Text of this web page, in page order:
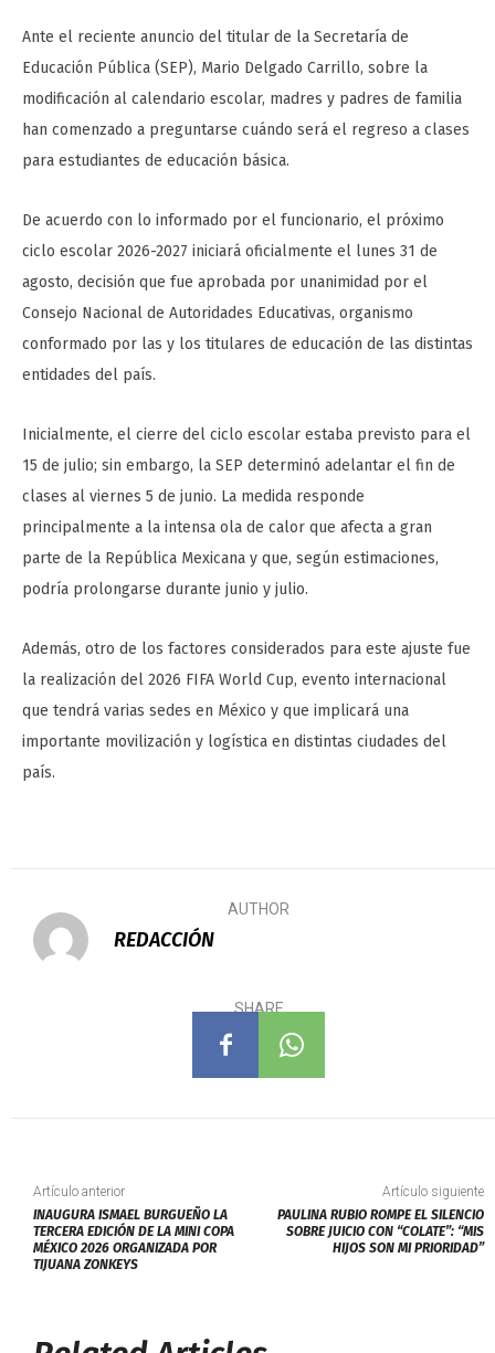
Ante el reciente anuncio del titular de la Secretaría de
Educación Pública (SEP), Mario Delgado Carrillo, sobre la
modificación al calendario escolar, madres y padres de familia
han comenzado a preguntarse cuándo será el regreso a clases
para estudiantes de educación básica.
De acuerdo con lo informado por el funcionario, el próximo
ciclo escolar 2026-2027 iniciará oficialmente el lunes 31 de
agosto, decisión que fue aprobada por unanimidad por el
Consejo Nacional de Autoridades Educativas, organismo
conformado por las y los titulares de educación de las distintas
entidades del país.
Inicialmente, el cierre del ciclo escolar estaba previsto para el
15 de julio; sin embargo, la SEP determinó adelantar el fin de
clases al viernes 5 de junio. La medida responde
principalmente a la intensa ola de calor que afecta a gran
parte de la República Mexicana y que, según estimaciones,
podría prolongarse durante junio y julio.
Además, otro de los factores considerados para este ajuste fue
la realización del 2026 FIFA World Cup, evento internacional
que tendrá varias sedes en México y que implicará una
importante movilización y logística en distintas ciudades del
país.
AUTHOR
REDACCIÓN
SHARE
Artículo anterior
INAUGURA ISMAEL BURGUEÑO LA
TERCERA EDICIÓN DE LA MINI COPA
MÉXICO 2026 ORGANIZADA POR
TIJUANA ZONKEYS
Artículo siguiente
PAULINA RUBIO ROMPE EL SILENCIO
SOBRE JUICIO CON “COLATE”: “MIS
HIJOS SON MI PRIORIDAD”